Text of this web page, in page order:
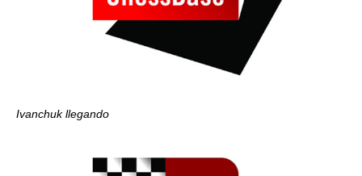
Ivanchuk llegando